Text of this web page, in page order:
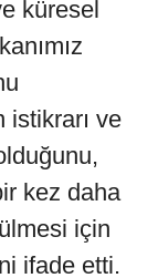
küresel
istikrarı ve
kez daha
için
ifade etti.